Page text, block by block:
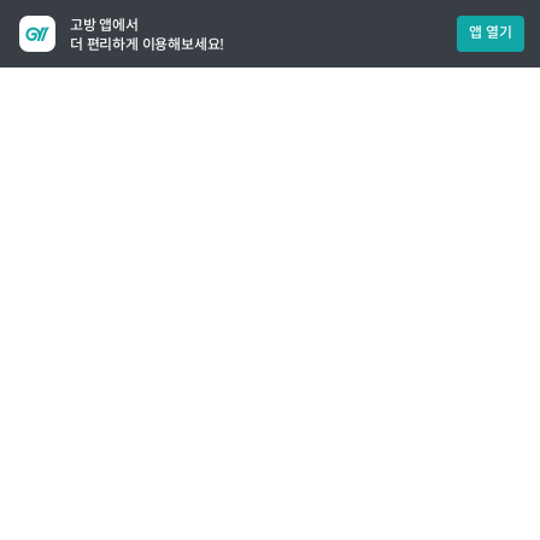
고방 앱에서
더 편리하게 이용해보세요!
앱 열기